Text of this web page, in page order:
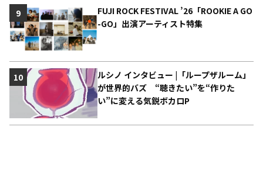
FUJI ROCK FESTIVAL ’26「ROOKIE A GO
-GO」出演アーティスト特集
9
ルシノ インタビュー |「ループザルーム」
が世界的バズ “聴きたい”を“作りた
い”に変える気鋭ボカロP
10